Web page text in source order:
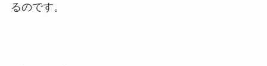
るのです。